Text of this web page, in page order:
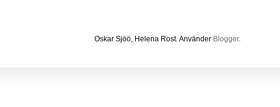
Oskar Sjöö, Helena Rost. Använder Blogger.